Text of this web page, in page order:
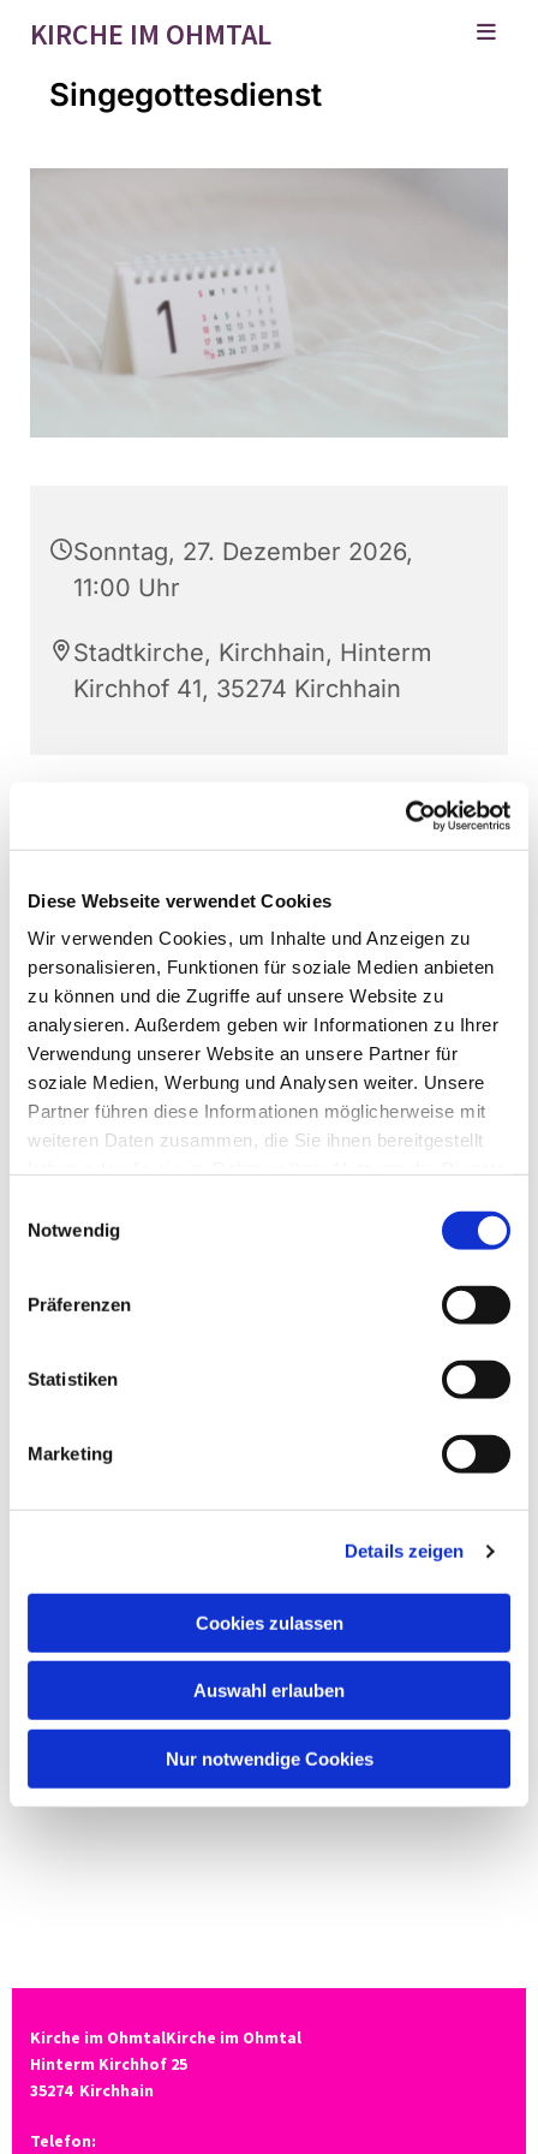
Diese Webseite verwendet Cookies
Wir verwenden Cookies, um Inhalte und Anzeigen zu
personalisieren, Funktionen für soziale Medien anbieten
zu können und die Zugriffe auf unsere Website zu
analysieren. Außerdem geben wir Informationen zu Ihrer
Verwendung unserer Website an unsere Partner für
soziale Medien, Werbung und Analysen weiter. Unsere
Partner führen diese Informationen möglicherweise mit
weiteren Daten zusammen, die Sie ihnen bereitgestellt
Notwendig
Präferenzen
Statistiken
Marketing
Details zeigen
Cookies zulassen
Auswahl erlauben
Nur notwendige Cookies
KIRCHE IM OHMTAL
Singegottesdienst
Sonntag, 27. Dezember 2026,
11:00 Uhr
Stadtkirche, Kirchhain, Hinterm
Kirchhof 41, 35274 Kirchhain
Dies könnte Sie auch
Kirche im OhmtalKirche im Ohmtal
Hinterm Kirchhof 25
35274 Kirchhain
Telefon: